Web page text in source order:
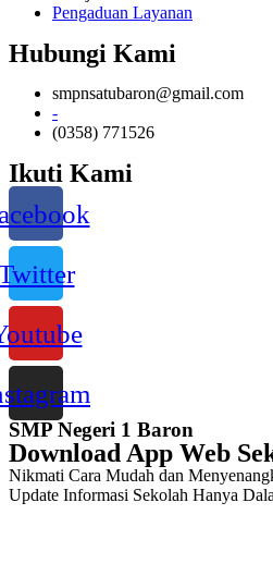
Pengaduan Layanan
Hubungi Kami
smpnsatubaron@gmail.com
-
(0358) 771526
Ikuti Kami
SMP Negeri 1 Baron
Download App Web
Nikmati Cara Mudah dan
Update Informasi Sekolah Hanya